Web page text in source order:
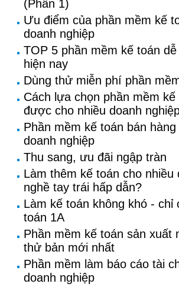
(Phần 1)
Ưu điểm của phần mềm kế
doanh nghiệp
TOP 5 phần mềm kế toán
hiện nay
Dùng thử miễn phí phần
Cách lựa chọn phần mềm kế
được cho nhiều doanh
Phần mềm kế toán bán
doanh nghiệp
Thu sang, ưu đãi ngập tràn
Làm thêm kế toán cho nhiều
nghề tay trái hấp dẫn?
Làm kế toán không khó - chỉ
toán 1A
Phần mềm kế toán sản xuất
thử bản mới nhất
Phần mềm làm báo cáo tài
doanh nghiệp